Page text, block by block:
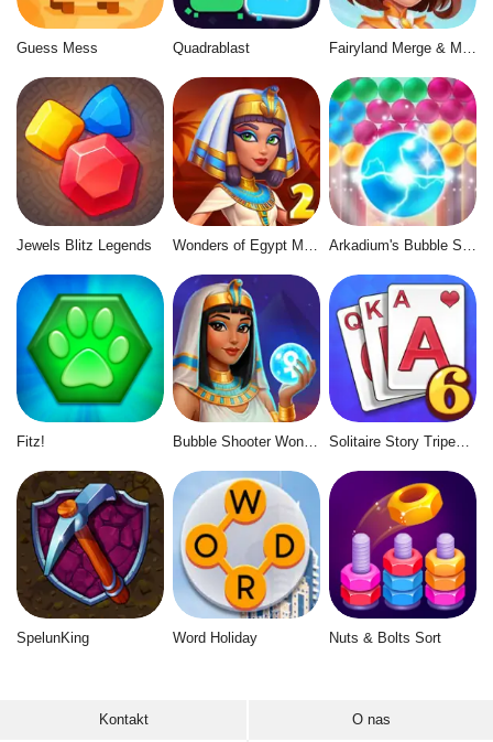
Guess Mess Quadrablast Fairyland Merge & Magic
Jewels Blitz Legends
Fitz! Bubble Shooter Wonders of Egypt Solitaire Story Tripeaks 6
SpelunKing Word Holiday Nuts & Bolts Sort
Kontakt O nas